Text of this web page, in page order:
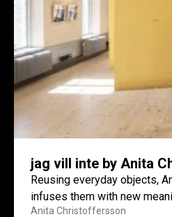
jag vill inte by Anita
Reusing everyday objects,
infuses them with new
Anita Christoffersson